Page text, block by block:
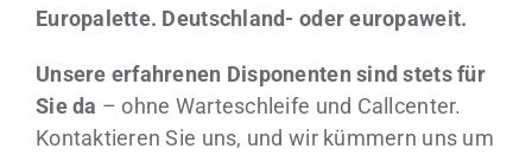
Europalette. Deutschland- oder europaweit.
Unsere erfahrenen Disponenten sind stets für
Sie da – ohne Warteschleife und Callcenter.
Kontaktieren Sie uns, und wir kümmern uns um